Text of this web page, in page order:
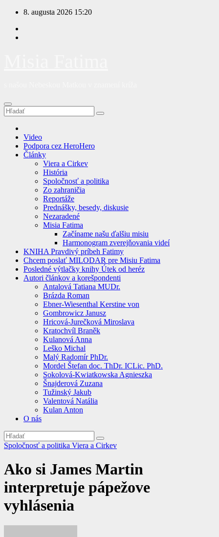
Prejsť
obsah
8. augusta 2026 15:20
Video
Podpora cez HeroHero
Články
Viera a Cirkev
História
Spoločnosť a politika
Zo zahraničia
Reportáže
Prednášky, besedy, diskusie
Nezaradené
Misia Fatima
Začíname našu ďalšiu misiu
Harmonogram zverejňovania videí
KNIHA Pravdivý príbeh Fatimy
Chcem poslať MILODAR pre Misiu Fatima
Posledné výtlačky knihy Útek od heréz
Autori článkov a korešpondenti
Antalová Tatiana MUDr.
Brázda Roman
Ebner-Wiesenthal Kerstine von
Gombrowicz Janusz
Hricová-Jurečková Miroslava
Kratochvíl Braněk
Kulanová Anna
Leško Michal
Malý Radomír PhDr.
Mordel Štefan doc. ThDr. ICLic. PhD.
Sokolová-Kwiatkowska Agnieszka
Šnajderová Zuzana
Tužinský Jakub
Valentová Natália
Kulan Anton
O nás
Spoločnosť a politika Viera a Cirkev
Ako si James Martin
interpretuje pápežove
vyhlásenia